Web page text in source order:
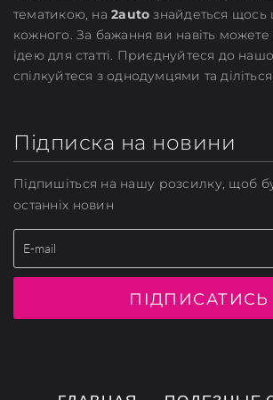
тематикою, на2auto знайдеться щось
кожного. За бажання ви навіть можете
ідею для статті. Приєднуйтеся до
спілкуйтеся з однодумцями та
Підписка на новини
Підпишіться на нашу розсилку, щоб
останніх новин
ПІДПИСАТИСЬ